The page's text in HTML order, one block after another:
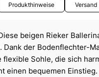
Produkthinweise Versand
beigen Rieker
Dank der Bodenflechter-
Sohle, die sich
einen bequemen